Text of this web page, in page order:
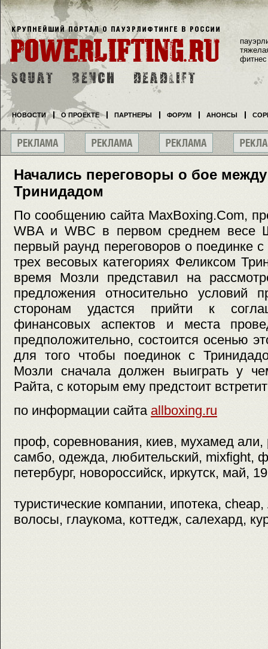
Начались переговоры о бое
Тринидадом
По сообщению сайта MaxBoxing.Com,
WBA и WBC в первом среднем весе
первый раунд переговоров о поединке
трех весовых категориях Феликсом
время Мозли представил на
предложения относительно условий
сторонам удастся прийти к
финансовых аспектов и места
предположительно, состоится осенью
для того чтобы поединок с
Мозли сначала должен выиграть у
Райта, с которым ему предстоит
по информации сайта allboxing.ru
проф, соревнования, киев, мухамед
самбо, одежда, любительский, mixfight,
петербург, новороссийск, иркутск, май,
туристические компании, ипотека,
волосы, глаукома, коттедж, салехард,
фитнес
НОВОСТИ О ПРОЕКТЕ ПАРТНЕРЫ ФОРУМ АНОНСЫ